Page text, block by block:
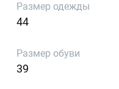
Размер одежды
44
Размер обуви
39